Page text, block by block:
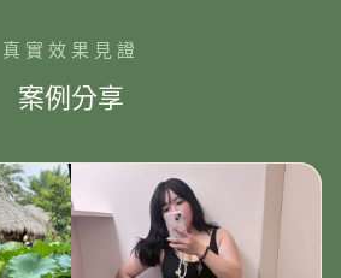
真實效果見證
案例分享